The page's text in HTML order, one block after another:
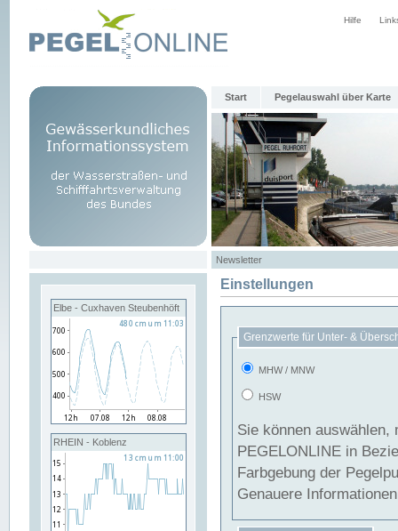
Hilfe
Start Pegelauswahl über Karte
Newsletter
Elbe - Cuxhaven Steubenhöft
RHEIN - Koblenz
Einstellungen
Grenzwerte für Unter- &
MHW / MNW
HSW
Sie können
PEGELONLINE in Beziehung
Farbgebung der
Genauere